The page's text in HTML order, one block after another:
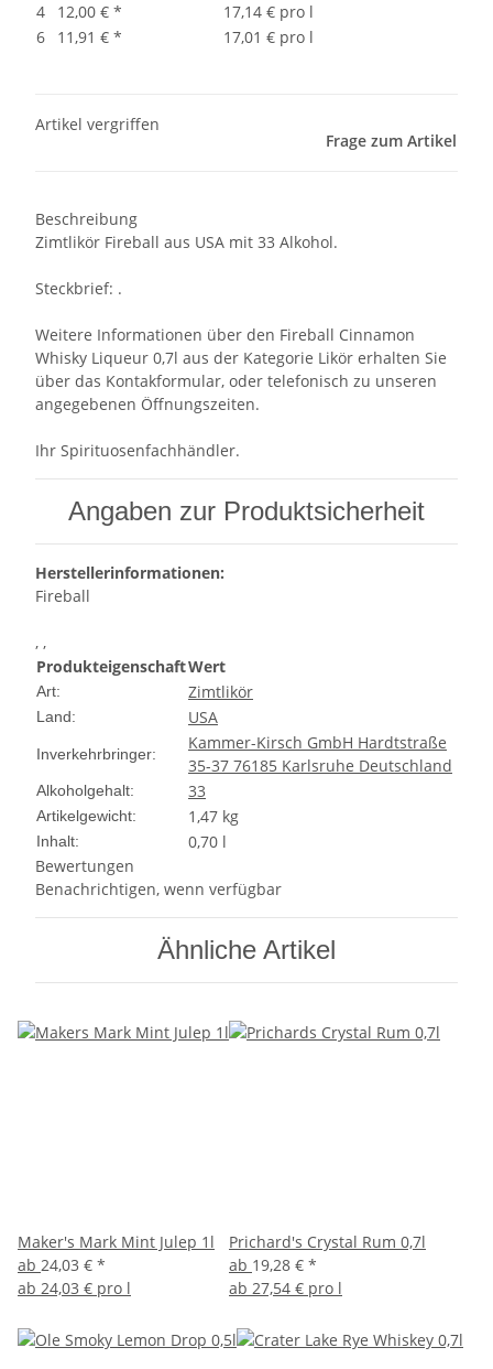
4
12,00 € *
17,14 € pro l
6
11,91 € * 17,01 € pro l
Artikel vergriffen
Frage zum Artikel
Beschreibung
Zimtlikör Fireball aus USA mit 33 Alkohol.
Steckbrief: .
Weitere Informationen über den Fireball Cinnamon
Whisky Liqueur 0,7l aus der Kategorie Likör erhalten Sie
über das Kontakformular, oder telefonisch zu unseren
angegebenen Öffnungszeiten.
Ihr Spirituosenfachhändler.
Angaben zur Produktsicherheit
Herstellerinformationen:
Fireball
, ,
ProdukteigenschaftWert
Art: Zimtlikör
Land: USA
Inverkehrbringer:
Kammer-Kirsch GmbH Hardtstraße
35-37 76185 Karlsruhe Deutschland
Alkoholgehalt: 33
Artikelgewicht: 1,47 kg
Inhalt:
0,70 l
Bewertungen
Benachrichtigen, wenn verfügbar
Ähnliche Artikel
Maker's Mark Mint Julep 1l
ab 24,03 € *
ab 24,03 € pro l
Prichard's Crystal Rum 0,7l
ab 19,28 € *
ab 27,54 € pro l